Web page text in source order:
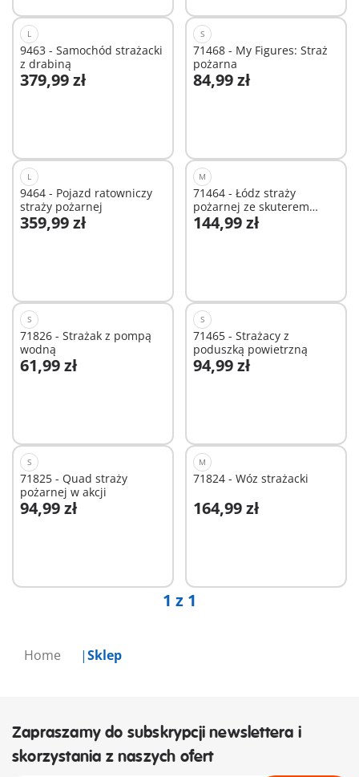
Home Sklep
L
9463 - Samochód strażacki
z drabiną
379,99 zł
Dodaj do koszyka
S
71468 - My Figures: Straż
pożarna
84,99 zł
Dodaj do koszyka
L
9464 - Pojazd ratowniczy
straży pożarnej
359,99 zł
M
71464 - Łódz straży
pożarnej ze skuterem
wodnym
144,99 zł
Dodaj do koszyka
S
71826 - Strażak z pompą
wodną
61,99 zł
Dodaj do koszyka
S
71465 - Strażacy z
poduszką powietrzną
94,99 zł
Dodaj do koszyka
S
71825 - Quad straży
pożarnej w akcji
94,99 zł
Dodaj do koszyka
M
71824 - Wóz strażacki
164,99 zł
Dodaj do koszyka
1 z 1
Zapraszamy do subskrypcji newslettera i
skorzystania z naszych ofert